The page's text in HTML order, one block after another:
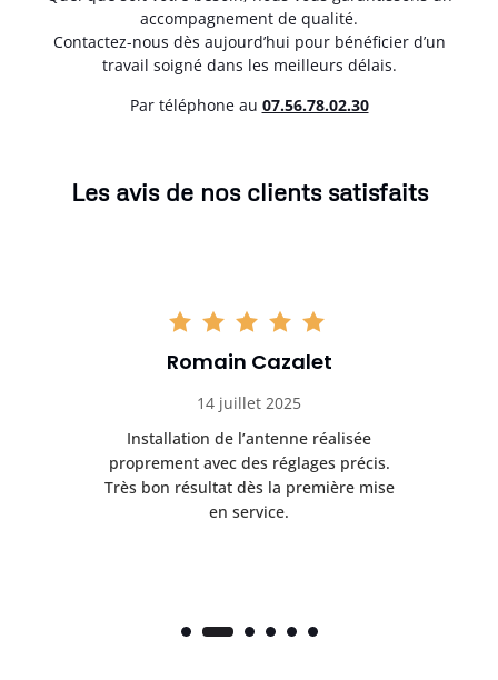
accompagnement de qualité.
Contactez-nous dès aujourd’hui pour bénéficier d’un
travail soigné dans les meilleurs délais.
Par téléphone au 07.56.78.02.30
Les avis de nos clients satisfaits
Romain Cazalet
14 juillet 2025
Installation de l’antenne réalisée
proprement avec des réglages précis.
Très bon résultat dès la première mise
en service.